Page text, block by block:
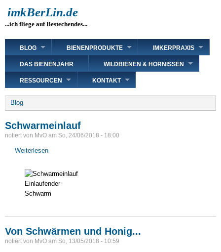
zum
Inhalt
imkBerLin.de
...ich fliege auf Bestechendes...
Main
navigation
BLOG BIENENPRODUKTE IMKERPRAXIS
DAS BIENENJAHR WILDBIENEN & HORNISSEN
RESSOURCEN KONTAKT
Breadcrumb
Blog
Schwarmeinlauf
notiert von MvO am So, 24/06/2018 - 18:00
Weiterlesen
Einlaufender
Schwarm
Von Schwärmen und Honig...
notiert von MvO am So, 13/05/2018 - 10:59